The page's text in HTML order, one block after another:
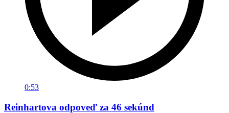
0:53
Reinhartova odpoveď za 46 sekúnd